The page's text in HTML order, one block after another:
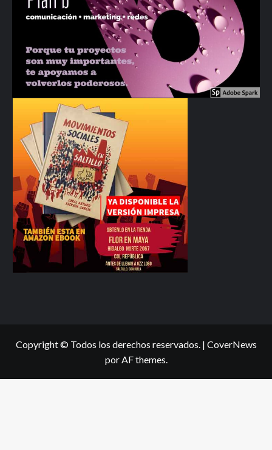
Copyright © Todos los derechos reservados. | CoverNews
por AF themes.